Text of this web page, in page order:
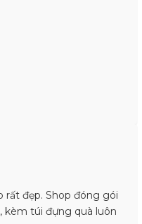
rất đẹp. Shop đóng gói
kèm túi đựng quà luôn